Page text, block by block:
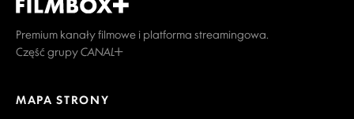
Premium kanały filmowe i platforma streamingowa.
Część grupy CANAL+
MAPA STRONY